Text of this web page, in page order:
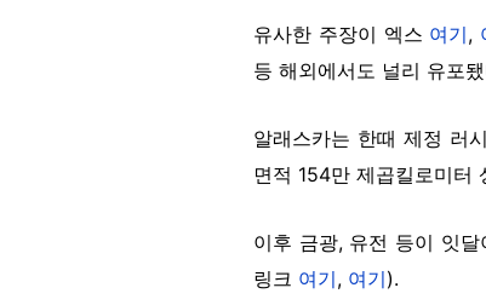
유사한 주장이 엑스 여기,
등 해외에서도 널리 유포
알래스카는 한때 제정 러
면적 154만 제곱킬로미터
이후 금광, 유전 등이 잇
링크 여기, 여기).